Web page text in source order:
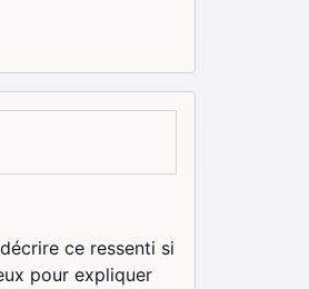
ce ressenti si
pour expliquer